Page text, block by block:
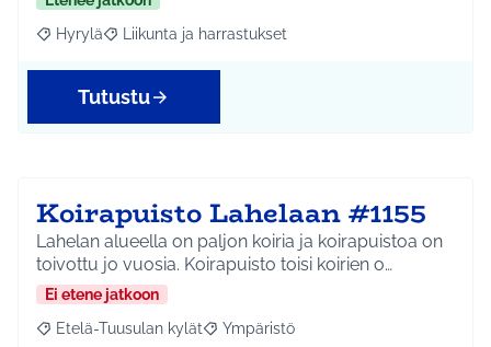
Rajaa tulokset aihepiirin mukaan: Hyrylä
Hyrylä Rajaa tulokset teeman mukaan: Liikunta ja
Liikunta ja harrastukset
Tutustu
Koirapuisto Lahelaan #1155
Lahelan alueella on paljon koiria ja koirapuistoa on
toivottu jo vuosia. Koirapuisto toisi koirien o…
Ei etene jatkoon
Rajaa tulokset aihepiirin mukaan: Etelä-Tuusulan kylät
Etelä-Tuusulan kylät Rajaa tulokset teeman mukaan:
Ympäristö